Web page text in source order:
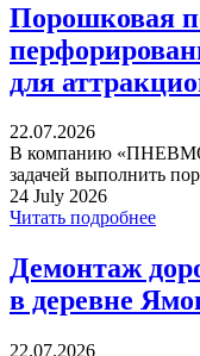
Порошковая
для
22.07.2026
В компанию
задачей выполнить
24 July 2026
Читать подробнее
Демонтаж
в деревне
22.07.2026